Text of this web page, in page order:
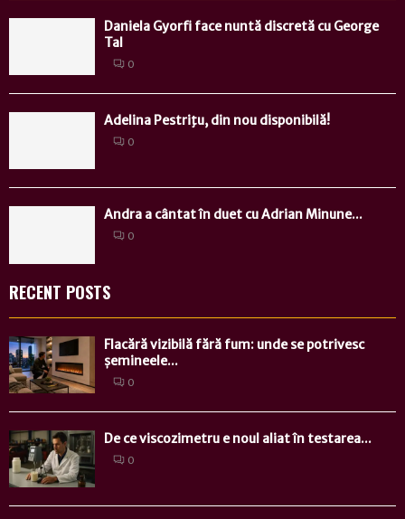
Daniela Gyorfi face nuntă discretă cu George
Tal
0
Adelina Pestriţu, din nou disponibilă!
0
Andra a cântat în duet cu Adrian Minune...
0
RECENT POSTS
Flacără vizibilă fără fum: unde se potrivesc
șemineele...
0
De ce viscozimetru e noul aliat în testarea...
0